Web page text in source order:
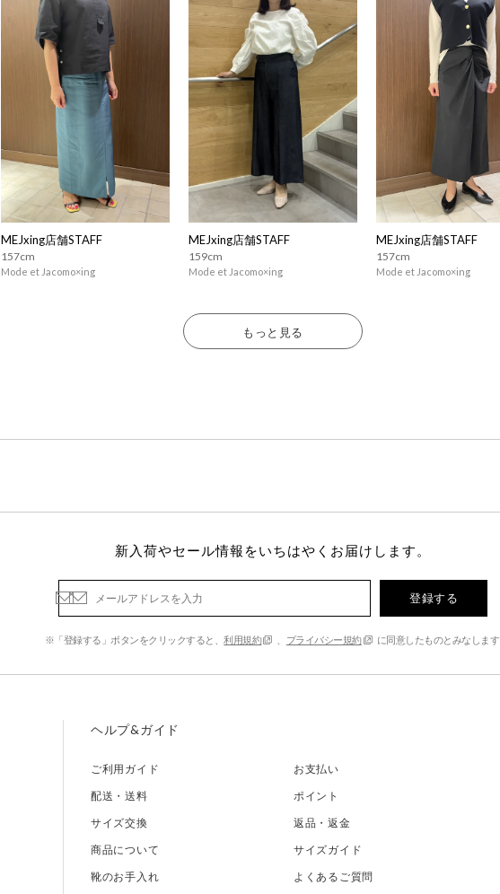
MEJxing店舗STAFF
157cm
Mode et Jacomo×ing
MEJxing店舗STAFF
159cm
Mode et Jacomo×ing
MEJxing店舗STAFF
157cm
Mode et Jacomo×ing
もっと見る
新入荷やセール情報をいちはやくお届けします。
登録する
※「登録する」ボタンをクリックすると、利用規約 プライバシー規約 に同意したものとみなします
ヘルプ&ガイド
ご利用ガイド
お支払い
配送・送料
ポイント
サイズ交換
返品・返金
商品について
サイズガイド
靴のお手入れ
よくあるご質問